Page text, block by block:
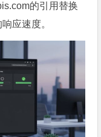
的引用替换
应速度。